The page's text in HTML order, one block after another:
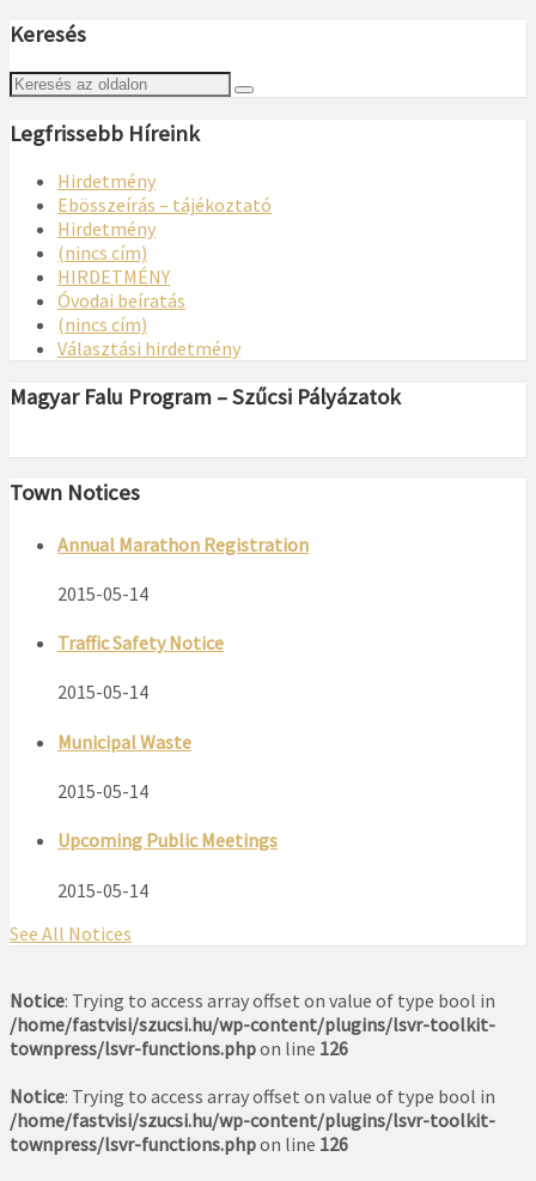
Keresés
Legfrissebb Híreink
Hirdetmény
Ebösszeírás – tájékoztató
Hirdetmény
(nincs cím)
HIRDETMÉNY
Óvodai beíratás
(nincs cím)
Választási hirdetmény
Magyar Falu Program – Szűcsi Pályázatok
Town Notices
Annual Marathon Registration
2015-05-14
Traffic Safety Notice
2015-05-14
Municipal Waste
2015-05-14
Upcoming Public Meetings
2015-05-14
See All Notices
Notice: Trying to access array offset on value of type bool in
/home/fastvisi/szucsi.hu/wp-content/plugins/lsvr-toolkit-
townpress/lsvr-functions.phpon line 126
Notice: Trying to access array offset on value of type bool in
/home/fastvisi/szucsi.hu/wp-content/plugins/lsvr-toolkit-
townpress/lsvr-functions.phpon line 126